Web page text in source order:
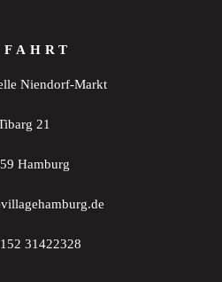
Niendorf-Markt
21
Hamburg
31422328